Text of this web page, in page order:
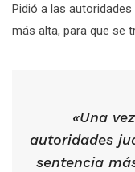
Pidió a las
más alta, para que se
«Una
autoridades
sentencia